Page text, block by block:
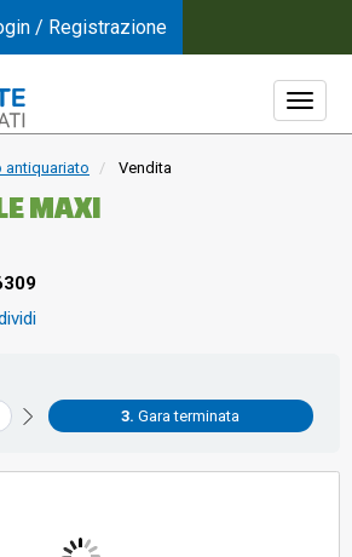
antiquariato Vendita
MAXI
Gara terminata
/ Registrazione